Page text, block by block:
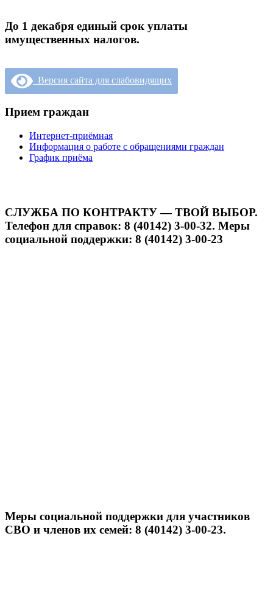
До 1 декабря единый срок уплаты
имущественных налогов.
Версия сайта для слабовидящих
Прием граждан
Интернет-приёмная
Информация о работе с обращениями граждан
График приёма
СЛУЖБА ПО КОНТРАКТУ — ТВОЙ ВЫБОР.
Телефон для справок: 8 (40142) 3-00-32. Меры
социальной поддержки: 8 (40142) 3-00-23
Меры социальной поддержки для участников
СВО и членов их семей: 8 (40142) 3-00-23.